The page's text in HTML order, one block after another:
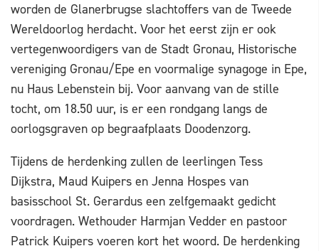
worden de Glanerbrugse slachtoffers van de Tweede
Wereldoorlog herdacht. Voor het eerst zijn er ook
vertegenwoordigers van de Stadt Gronau, Historische
vereniging Gronau/Epe en voormalige synagoge in Epe,
nu Haus Lebenstein bij. Voor aanvang van de stille
tocht, om 18.50 uur, is er een rondgang langs de
oorlogsgraven op begraafplaats Doodenzorg.
Tijdens de herdenking zullen de leerlingen Tess
Dijkstra, Maud Kuipers en Jenna Hospes van
basisschool St. Gerardus een zelfgemaakt gedicht
voordragen. Wethouder Harmjan Vedder en pastoor
Patrick Kuipers voeren kort het woord. De herdenking